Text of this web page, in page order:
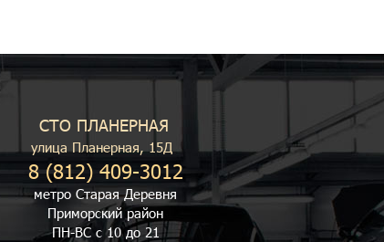
СТО ПЛАНЕРНАЯ
улица Планерная, 15Д
8 (812) 409-3012
метро Старая Деревня
Приморский район
ПН-ВС с 10 до 21